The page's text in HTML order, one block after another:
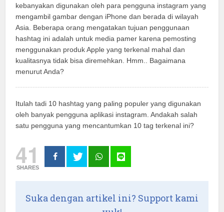
kebanyakan digunakan oleh para pengguna instagram yang
mengambil gambar dengan iPhone dan berada di wilayah
Asia. Beberapa orang mengatakan tujuan penggunaan
hashtag ini adalah untuk media pamer karena pemosting
menggunakan produk Apple yang terkenal mahal dan
kualitasnya tidak bisa diremehkan. Hmm.. Bagaimana
menurut Anda?
Itulah tadi 10 hashtag yang paling populer yang digunakan
oleh banyak pengguna aplikasi instagram. Andakah salah
satu pengguna yang mencantumkan 10 tag terkenal ini?
41
SHARES
Suka dengan artikel ini? Support kami